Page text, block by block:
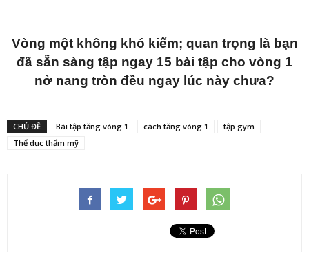
Vòng một không khó kiếm; quan trọng là bạn
đã sẵn sàng tập ngay 15 bài tập cho vòng 1
nở nang tròn đều ngay lúc này chưa?
CHỦ ĐỀ Bài tập tăng vòng 1 cách tăng vòng 1
tập gym
Thể dục thẩm mỹ